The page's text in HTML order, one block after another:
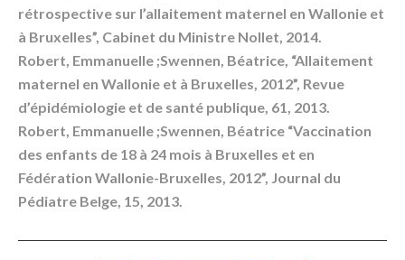
rétrospective sur l’allaitement maternel en Wallonie et
à Bruxelles”, Cabinet du Ministre Nollet, 2014.
Robert, Emmanuelle ;Swennen, Béatrice, “Allaitement
maternel en Wallonie et à Bruxelles, 2012”, Revue
d’épidémiologie et de santé publique, 61, 2013.
Robert, Emmanuelle ;Swennen, Béatrice “Vaccination
des enfants de 18 à 24 mois à Bruxelles et en
Fédération Wallonie-Bruxelles, 2012”, Journal du
Pédiatre Belge, 15, 2013.